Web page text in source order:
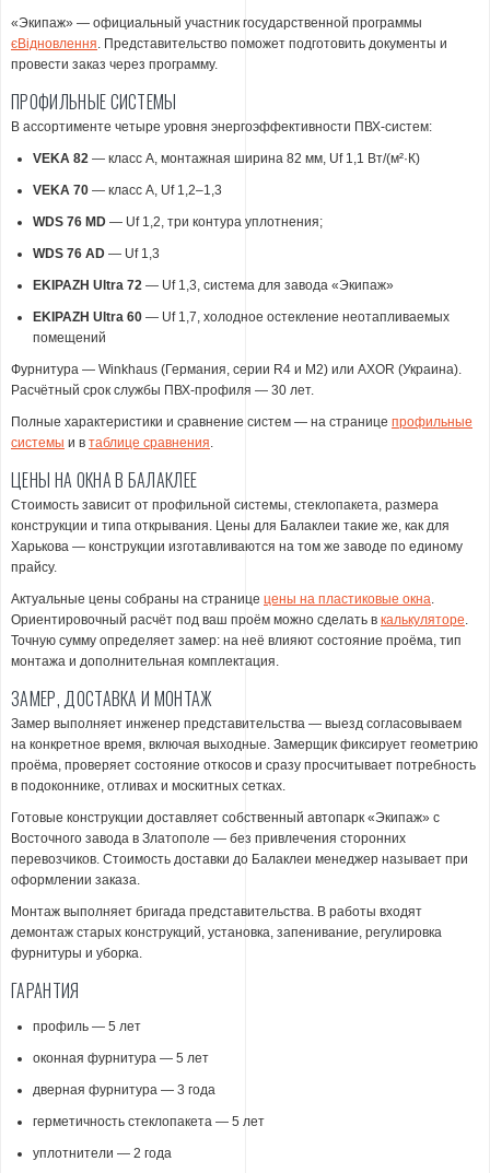
«Экипаж» — официальный участник государственной программы
єВідновлення. Представительство поможет подготовить документы и
провести заказ через программу.
ПРОФИЛЬНЫЕ СИСТЕМЫ
В ассортименте четыре уровня энергоэффективности ПВХ-систем:
VEKA 82 — класс А, монтажная ширина 82 мм, Uf 1,1 Вт/(м²·К)
VEKA 70 — класс А, Uf 1,2–1,3
WDS 76 MD — Uf 1,2, три контура уплотнения;
WDS 76 AD — Uf 1,3
EKIPAZH Ultra 72 — Uf 1,3, система для завода «Экипаж»
EKIPAZH Ultra 60 — Uf 1,7, холодное остекление неотапливаемых
помещений
Фурнитура — Winkhaus (Германия, серии R4 и M2) или AXOR (Украина).
Расчётный срок службы ПВХ-профиля — 30 лет.
Полные характеристики и сравнение систем — на странице профильные
системы и в таблице сравнения.
ЦЕНЫ НА ОКНА В БАЛАКЛЕЕ
Стоимость зависит от профильной системы, стеклопакета, размера
конструкции и типа открывания. Цены для Балаклеи такие же, как для
Харькова — конструкции изготавливаются на том же заводе по единому
прайсу.
Актуальные цены собраны на странице цены на пластиковые окна.
Ориентировочный расчёт под ваш проём можно сделать в калькуляторе.
Точную сумму определяет замер: на неё влияют состояние проёма, тип
монтажа и дополнительная комплектация.
ЗАМЕР, ДОСТАВКА И МОНТАЖ
Замер выполняет инженер представительства — выезд согласовываем
на конкретное время, включая выходные. Замерщик фиксирует геометрию
проёма, проверяет состояние откосов и сразу просчитывает потребность
в подоконнике, отливах и москитных сетках.
Готовые конструкции доставляет собственный автопарк «Экипаж» с
Восточного завода в Златополе — без привлечения сторонних
перевозчиков. Стоимость доставки до Балаклеи менеджер называет при
оформлении заказа.
Монтаж выполняет бригада представительства. В работы входят
демонтаж старых конструкций, установка, запенивание, регулировка
фурнитуры и уборка.
ГАРАНТИЯ
профиль — 5 лет
оконная фурнитура — 5 лет
дверная фурнитура — 3 года
герметичность стеклопакета — 5 лет
уплотнители — 2 года